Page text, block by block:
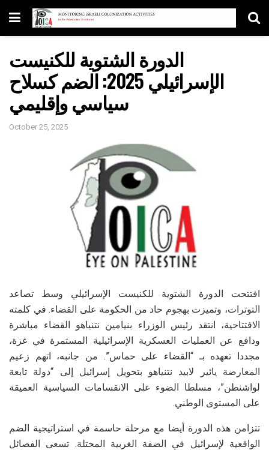
الدورة الشتوية للكنيست
الإسرائيلي 2025: الضم كسلاح
سياسي وإقليمي
October 25, 2025
افتتحت الدورة الشتوية للكنيست الإسرائيلي وسط تصاعد
التوترات، وتميزت بهجوم حاد من الحكومة على القضاء. في كلمته
الافتتاحية، انتقد رئيس الوزراء بنيامين نتنياهو القضاء مباشرة
ودافع عن العمليات العسكرية الإسرائيلية المستمرة في غزة،
مجددا تعهده بـ “القضاء على حماس”. من جانبه، اتهم زعيم
المعارضة يائير لابيد نتنياهو بتحويل إسرائيل إلى “دولة تابعة
لواشنطن”، مسلطا الضوء على الانقسامات السياسية العميقة
على المستوى الوطني.
تتزامن هذه الدورة أيضا مع مرحلة حاسمة في استراتيجية الضم
الواقعية لإسرائيل في الضفة الغربية المحتلة. تسعى الفصائل